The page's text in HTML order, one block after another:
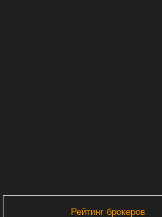
Рейтинг брокеров